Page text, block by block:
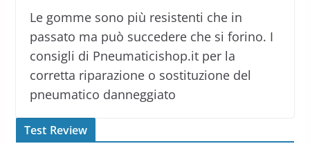
Le gomme sono più resistenti che in
passato ma può succedere che si forino. I
consigli di Pneumaticishop.it per la
corretta riparazione o sostituzione del
pneumatico danneggiato
Test Review